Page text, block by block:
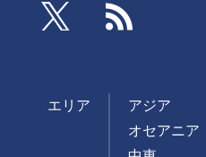
Facebook Twitter
エリア
アジア
オセアニア